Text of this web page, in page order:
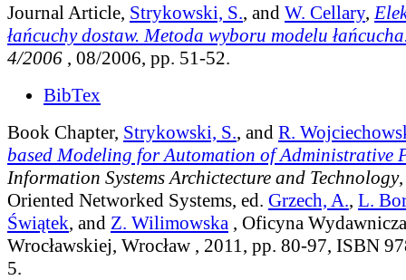
Journal Article, Strykowski, S., and W. Cellary,
łańcuchy dostaw. Metoda wyboru modelu
4/2006 , 08/2006, pp. 51-52.
BibTex
Book Chapter, Strykowski, S., and R.
based Modeling for Automation of Administrative
Information Systems Archictecture and Technology
Oriented Networked Systems, ed. Grzech, A., L.
Świątek, and Z. Wilimowska , Oficyna
Wrocławskiej, Wrocław , 2011, pp. 80-97, ISBN
5.